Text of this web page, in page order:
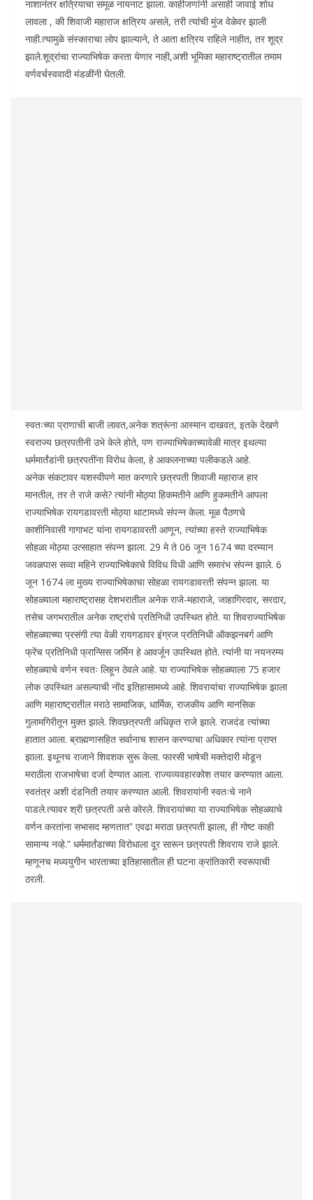
नाशानंतर क्षत्रियाचा समूळ नायनाट झाला. काहीजणांनी असाही जावाई शोध
लावला , की शिवाजी महाराज क्षत्रिय असले, तरी त्यांची मुंज वेळेवर झाली
नाही.त्यामुळे संस्काराचा लोप झाल्याने, ते आता क्षत्रिय राहिले नाहीत, तर शूद्र
झाले.शूद्रांचा राज्याभिषेक करता येणार नाही,अशी भूमिका महाराष्ट्रातील तमाम
वर्णवर्चस्ववादी मंडळींनी घेतली.
स्वतःच्या प्राणाची बाजी लावत,अनेक शत्रूंना आस्मान दाखवत, इतके देखणे
स्वराज्य छत्रपतीनी उभे केले होते, पण राज्याभिषेकाच्यावेळी मात्र इथल्या
धर्ममार्तंडांनी छत्रपतींना विरोध केला, हे आकलनाच्या पलीकडले आहे.
अनेक संकटावर यशस्वीपणे मात करणारे छत्रपती शिवाजी महाराज हार
मानतील, तर ते राजे कसे? त्यांनी मोठ्या हिकमतीने आणि हुकमतीने आपला
राज्याभिषेक रायगडावरती मोठ्या थाटामध्ये संपन्न केला. मूळ पैठणचे
काशीनिवासी गागाभट यांना रायगडावरती आणून, त्यांच्या हस्ते राज्याभिषेक
सोहळा मोठ्या उत्साहात संपन्न झाला. 29 मे ते 06 जून 1674 च्या दरम्यान
जवळपास सव्वा महिने राज्याभिषेकाचे विविध विधी आणि समारंभ संपन्न झाले. 6
जून 1674 ला मुख्य राज्याभिषेकाचा सोहळा रायगडावरती संपन्न झाला. या
सोहळ्याला महाराष्ट्रासह देशभरातील अनेक राजे-महाराजे, जाहागिरदार, सरदार,
तसेच जगभरातील अनेक राष्ट्रांचे प्रतिनिधी उपस्थित होते. या शिवराज्याभिषेक
सोहळ्याच्या प्रसंगी त्या वेळी रायगडावर इंग्रज प्रतिनिधी ऑकझनबर्ग आणि
फ्रेंच प्रतिनिधी फ्रान्सिस जर्मिन हे आवर्जून उपस्थित होते. त्यांनी या नयनरम्य
सोहळ्याचे वर्णन स्वतः लिहून ठेवले आहे. या राज्याभिषेक सोहळ्याला 75 हजार
लोक उपस्थित असल्याची नोंद इतिहासामध्ये आहे. शिवरायांचा राज्याभिषेक झाला
आणि महाराष्ट्रातील मराठे सामाजिक, धार्मिक, राजकीय आणि मानसिक
गुलामगिरीतून मुक्त झाले. शिवछत्रपती अधिकृत राजे झाले. राजदंड त्यांच्या
हातात आला. ब्राह्मणासहित सर्वानाच शासन करण्याचा अधिकार त्यांना प्राप्त
झाला. इथूनच राजाने शिवशक सुरू केला. फारसी भाषेची मक्तेदारी मोडून
मराठीला राजभाषेचा दर्जा देण्यात आला. राज्यव्यवहारकोश तयार करण्यात आला.
स्वतंत्र अशी दंडनिती तयार करण्यात आली. शिवरायांनी स्वतःचे नाने
पाडले.त्यावर श्री छत्रपती असे कोरले. शिवरायांच्या या राज्याभिषेक सोहळ्याचे
वर्णन करतांना सभासद म्हणतात” एवढा मराठा छत्रपती झाला, ही गोष्ट काही
सामान्य नव्हे.” धर्ममार्तंडाच्या विरोधाला दूर सारून छत्रपती शिवराय राजे झाले.
म्हणूनच मध्ययुगीन भारताच्या इतिहासातील ही घटना क्रांतिकारी स्वरूपाची
ठरली.